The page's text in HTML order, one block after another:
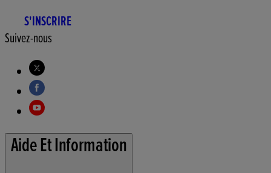
S'INSCRIRE
Suivez-nous
Aide Et Information